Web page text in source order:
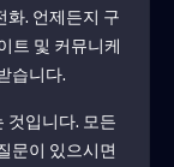
화. 언제든지 구
트 및 커뮤니케
습니다.
것입니다. 모든
문이 있으시면